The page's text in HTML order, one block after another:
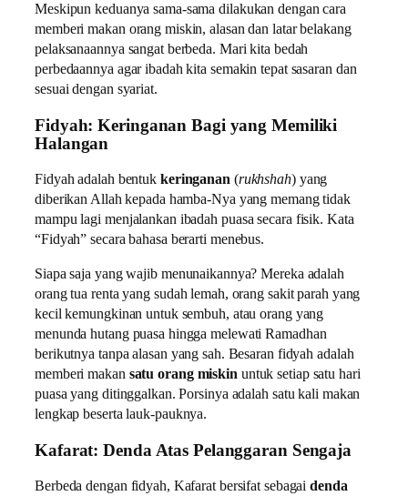
Meskipun keduanya sama-sama dilakukan dengan cara
memberi makan orang miskin, alasan dan latar belakang
pelaksanaannya sangat berbeda. Mari kita bedah
perbedaannya agar ibadah kita semakin tepat sasaran dan
sesuai dengan syariat.
Fidyah: Keringanan Bagi yang Memiliki
Halangan
Fidyah adalah bentuk keringanan(rukhshah) yang
diberikan Allah kepada hamba-Nya yang memang tidak
mampu lagi menjalankan ibadah puasa secara fisik. Kata
“Fidyah” secara bahasa berarti menebus.
Siapa saja yang wajib menunaikannya? Mereka adalah
orang tua renta yang sudah lemah, orang sakit parah yang
kecil kemungkinan untuk sembuh, atau orang yang
menunda hutang puasa hingga melewati Ramadhan
berikutnya tanpa alasan yang sah. Besaran fidyah adalah
memberi makan satu orang miskinuntuk setiap satu hari
puasa yang ditinggalkan. Porsinya adalah satu kali makan
lengkap beserta lauk-pauknya.
Kafarat: Denda Atas Pelanggaran Sengaja
Berbeda dengan fidyah, Kafarat bersifat sebagaidenda